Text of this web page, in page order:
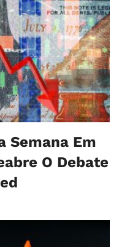
Semana Em
O Debate